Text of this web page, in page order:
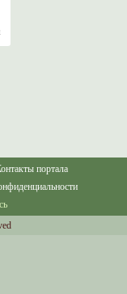
портала